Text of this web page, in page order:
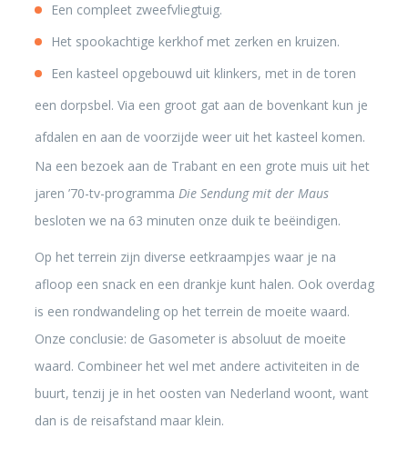
Een compleet zweefvliegtuig.
Het spookachtige kerkhof met zerken en kruizen.
Een kasteel opgebouwd uit klinkers, met in de toren
een dorpsbel. Via een groot gat aan de bovenkant kun je
afdalen en aan de voorzijde weer uit het kasteel komen.
Na een bezoek aan de Trabant en een grote muis uit het
jaren ’70-tv-programma Die Sendung mit der Maus
besloten we na 63 minuten onze duik te beëindigen.
Op het terrein zijn diverse eetkraampjes waar je na
afloop een snack en een drankje kunt halen. Ook overdag
is een rondwandeling op het terrein de moeite waard.
Onze conclusie: de Gasometer is absoluut de moeite
waard. Combineer het wel met andere activiteiten in de
buurt, tenzij je in het oosten van Nederland woont, want
dan is de reisafstand maar klein.